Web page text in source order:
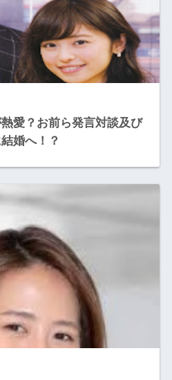
愛？お前ら発言対談及び
婚へ！？